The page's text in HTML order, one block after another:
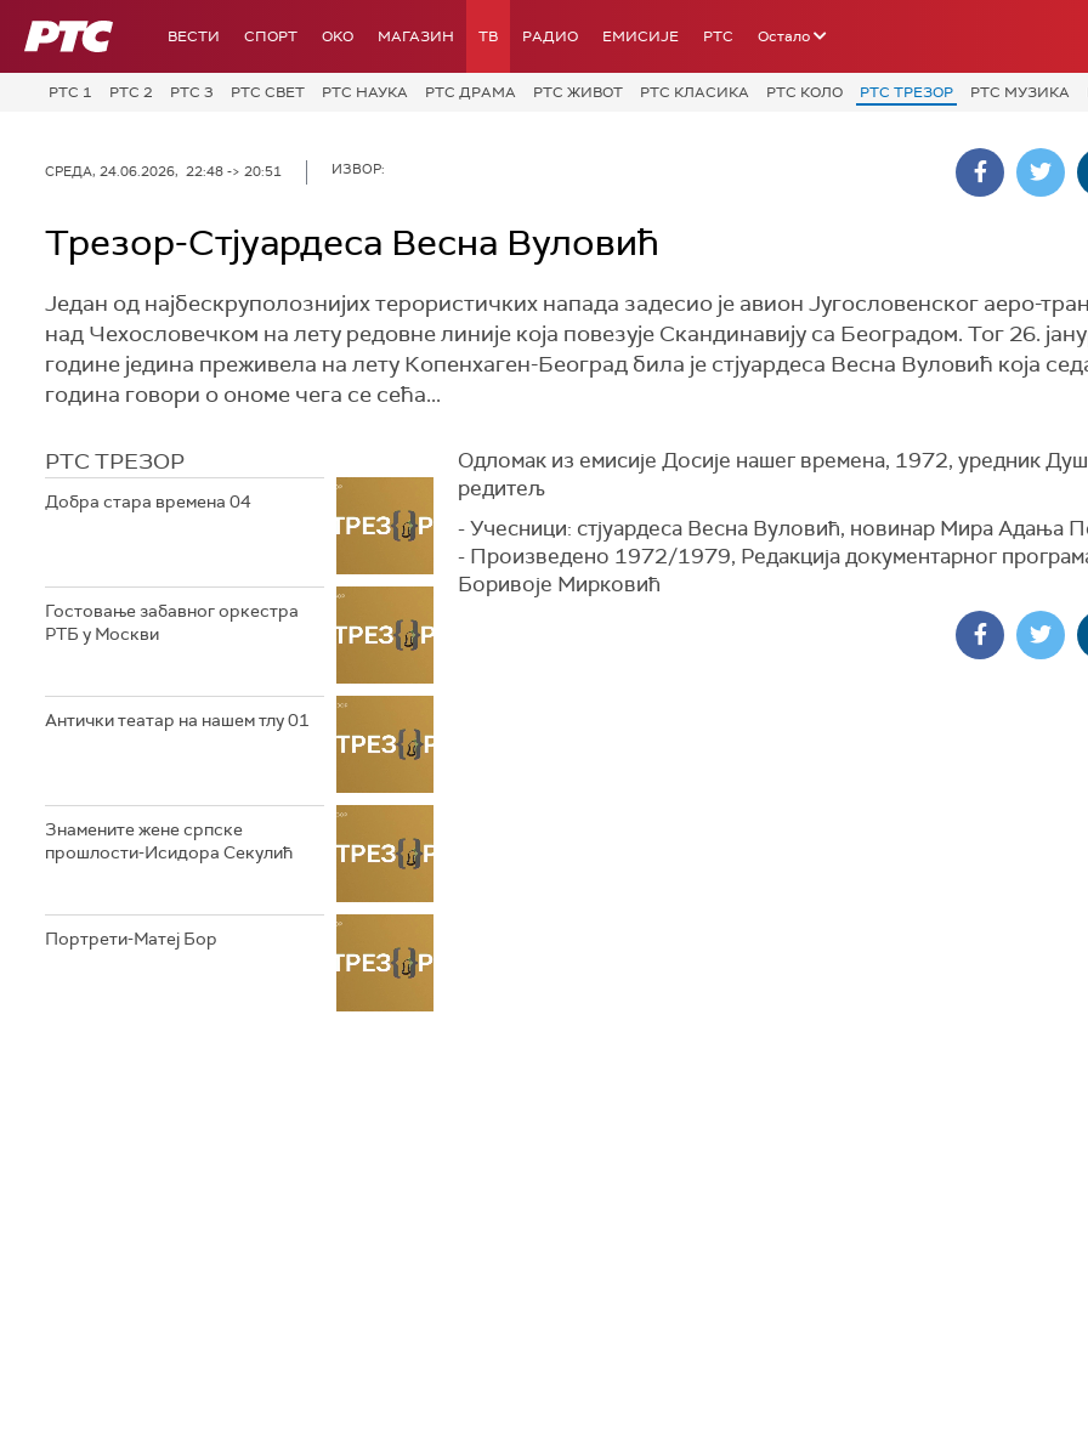
РТС ВЕСТИ СПОРТ OKO МАГАЗИН ТВ РАДИО ЕМИСИЈЕ РТС Остало
РТС 1 РТС 2 РТС 3 РТС СВЕТ РТС НАУКА РТС ДРАМА РТС ЖИВОТ РТС КЛАСИКА РТС КОЛО РТС ТРЕЗОР РТС МУЗИКА
СРЕДА, 24.06.2026, 22:48 -> 20:51 ИЗВОР:
Трезор-Стјуардеса Весна Вуловић
Један од најбескруполознијих терористичких напада задесио је авион Југословенског аеро-
над Чехословечком на лету редовне линије која повезује Скандинавију са Београдом. Тог 26.
године једина преживела на лету Копенхаген-Београд била је стјуардеса Весна Вуловић која
година говори о ономе чега се сећа...
РТС ТРЕЗОР
Добра стара времена 04
Гостовање забавног оркестра
РТБ у Москви
Антички театар на нашем тлу 01
Знамените жене српске
прошлости-Исидора Секулић
Портрети-Матеј Бор
Одломак из емисије Досије нашег времена, 1972, уредник
редитељ
- Учесници: стјуардеса Весна Вуловић, новинар Мира Адања
- Произведено 1972/1979, Редакција документарног
Боривоје Мирковић